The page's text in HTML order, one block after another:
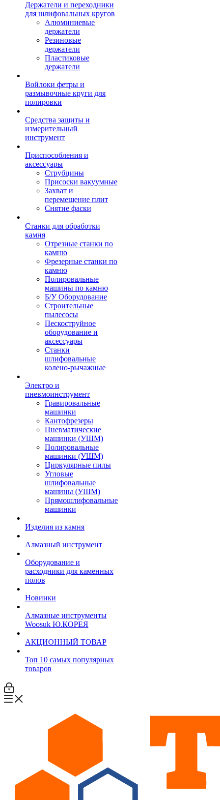
Держатели и переходники
для шлифовальных кругов
Алюминиевые
держатели
Резиновые
держатели
Пластиковые
держатели
Войлоки фетры и
размывочные круги для
полировки
Средства защиты и
измерительный
инструмент
Приспособления и
аксессуары
Струбцины
Присоски вакуумные
Захват и
перемещение плит
Снятие фаски
Станки для обработки
камня
Отрезные станки по
камню
Фрезерные станки по
камню
Полировальные
машины по камню
Б/У Оборудование
Строительные
пылесосы
Пескоструйное
оборудование и
аксессуары
Станки
шлифовальные
колено-рычажные
Электро и
пневмоинструмент
Гравировальные
машинки
Кантофрезеры
Пневматические
машинки (УШМ)
Полировальные
машинки (УШМ)
Циркулярные пилы
Угловые
шлифовальные
машины (УШМ)
Прямошлифовальные
машинки
Изделия из камня
Алмазный инструмент
Оборудование и
расходники для каменных
полов
Новинки
Алмазные инструменты
Woosuk Ю.КОРЕЯ
АКЦИОННЫЙ ТОВАР
Топ 10 самых популярных
товаров